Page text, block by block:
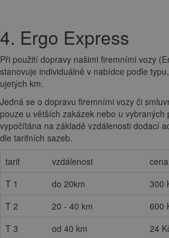
4. Ergo Express
Při použití dopravy našimi firemními vozy
stanovuje individuálně v nabídce podle
ujetých km.
Jedná se o dopravu firemními vozy či
pouze u větších zakázek nebo u vybraných
vypočítána na základě vzdálenosti dodací
dle tarifních sazeb.
tarif
vzdálenost
T 1
do 20km
300
T 2
20 - 40 km
600
T 3
od 40 km 24